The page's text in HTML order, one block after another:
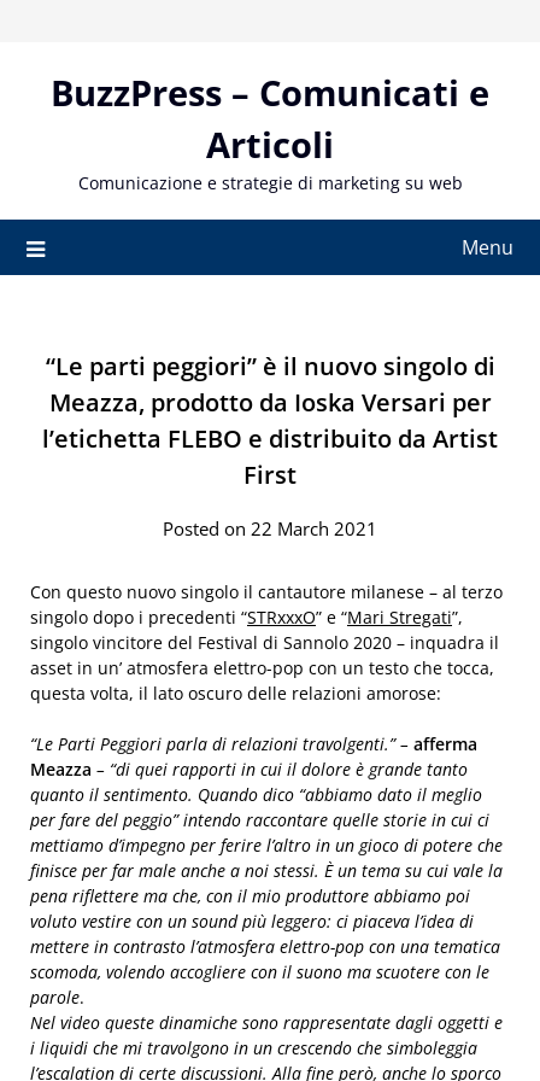
contentBuzzPress – Comunicati e
Articoli
Comunicazione e strategie di marketing su web
Menu
“Le parti peggiori” è il nuovo singolo di
Meazza, prodotto da Ioska Versari per
l’etichetta FLEBO e distribuito da Artist
First
Posted on 22 March 2021
Con questo nuovo singolo il cantautore milanese – al terzo
singolo dopo i precedenti “STRxxxO” e “Mari Stregati”,
singolo vincitore del Festival di Sannolo 2020 – inquadra il
asset in un’ atmosfera elettro-pop con un testo che tocca,
questa volta, il lato oscuro delle relazioni amorose:
“Le Parti Peggiori parla di relazioni travolgenti.” – afferma
Meazza – “di quei rapporti in cui il dolore è grande tanto
quanto il sentimento. Quando dico “abbiamo dato il meglio
per fare del peggio” intendo raccontare quelle storie in cui ci
mettiamo d’impegno per ferire l’altro in un gioco di potere che
finisce per far male anche a noi stessi. È un tema su cui vale la
pena riflettere ma che, con il mio produttore abbiamo poi
voluto vestire con un sound più leggero: ci piaceva l’idea di
mettere in contrasto l’atmosfera elettro-pop con una tematica
scomoda, volendo accogliere con il suono ma scuotere con le
parole.
Nel video queste dinamiche sono rappresentate dagli oggetti e
i liquidi che mi travolgono in un crescendo che simboleggia
l’escalation di certe discussioni. Alla fine però, anche lo sporco